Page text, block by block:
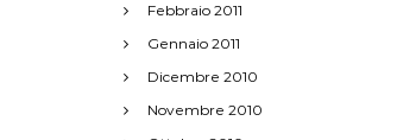
Febbraio 2011
Gennaio 2011
Dicembre 2010
Novembre 2010